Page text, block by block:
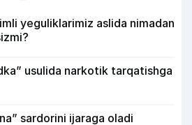
yeguliklarimiz aslida nimadan
usulida narkotik tarqatishga
sardorini ijaraga oladi